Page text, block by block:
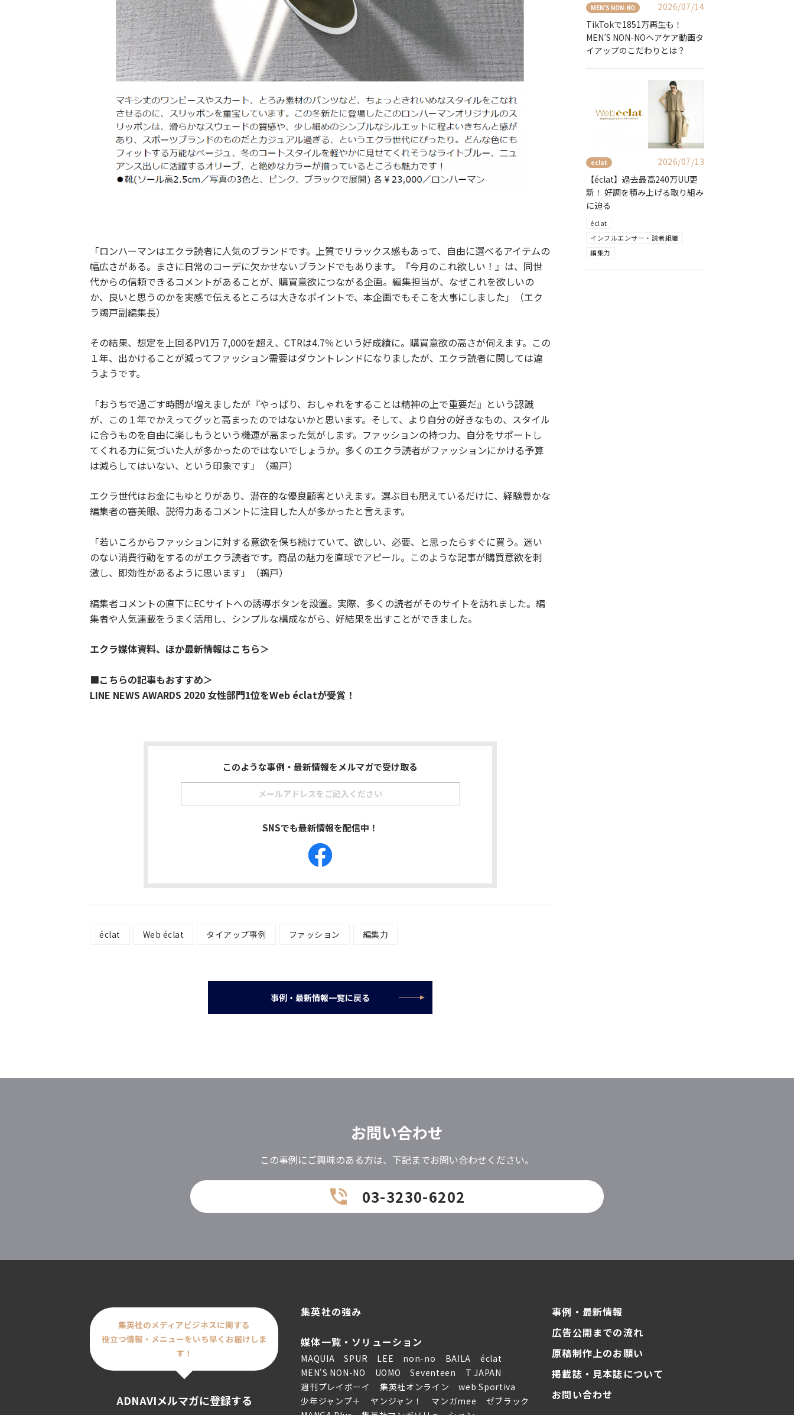
「ロンハーマンはエクラ読者に人気のブランドです。上質でリラックス感もあって、自由に選べるアイテムの
幅広さがある。まさに日常のコーデに欠かせないブランドでもあります。『今月のこれ欲しい！』は、同世
代からの信頼できるコメントがあることが、購買意欲につながる企画。編集担当が、なぜこれを欲しいの
か、良いと思うのかを実感で伝えるところは大きなポイントで、本企画でもそこを大事にしました」（エク
ラ鵜戸副編集長）
その結果、想定を上回るPV1万 7,000を超え、CTRは4.7％という好成績に。購買意欲の高さが伺えます。この
１年、出かけることが減ってファッション需要はダウントレンドになりましたが、エクラ読者に関しては違
うようです。
「おうちで過ごす時間が増えましたが『やっぱり、おしゃれをすることは精神の上で重要だ』という認識
が、この１年でかえってグッと高まったのではないかと思います。そして、より自分の好きなもの、スタイル
に合うものを自由に楽しもうという機運が高まった気がします。ファッションの持つ力、自分をサポートし
てくれる力に気づいた人が多かったのではないでしょうか。多くのエクラ読者がファッションにかける予算
は減らしてはいない、という印象です」（鵜戸）
エクラ世代はお金にもゆとりがあり、潜在的な優良顧客といえます。選ぶ目も肥えているだけに、経験豊かな
編集者の審美眼、説得力あるコメントに注目した人が多かったと言えます。
「若いころからファッションに対する意欲を保ち続けていて、欲しい、必要、と思ったらすぐに買う。迷い
のない消費行動をするのがエクラ読者です。商品の魅力を直球でアピール。このような記事が購買意欲を刺
激し、即効性があるように思います」（鵜戸）
編集者コメントの直下にECサイトへの誘導ボタンを設置。実際、多くの読者がそのサイトを訪れました。編
集者や人気連載をうまく活用し、シンプルな構成ながら、好結果を出すことができました。
エクラ媒体資料、ほか最新情報はこちら＞
■こちらの記事もおすすめ＞
LINE NEWS AWARDS 2020 女性部門1位をWeb éclatが受賞！
このような事例・最新情報をメルマガで受け取る
SNSでも最新情報を配信中！
éclat Web éclat タイアップ事例 ファッション 編集力
事例・最新情報一覧に戻る
MEN'S NON-NO
2026/07/14
TikTokで1851万再生も！
MEN’S NON-NOヘアケア動画タ
イアップのこだわりとは？
eclat
2026/07/13
【éclat】過去最高240万UU更
新！ 好調を積み上げる取り組み
に迫る
éclat
インフルエンサー・読者組織
編集力
お問い合わせ
この事例にご興味のある方は、下記までお問い合わせください。
03-3230-6202
集英社のメディアビジネスに関する
役立つ情報・メニューをいち早くお届けしま
す！
ADNAVIメルマガに登録する
集英社の強み
媒体一覧・ソリューション
MAQUIA SPUR LEE non-no BAILA
éclat
MEN'S NON-NO
UOMO Seventeen
T JAPAN
週刊プレイボーイ
集英社オンライン
web Sportiva
少年ジャンプ＋
ヤンジャン！ マンガmee
ゼブラック
事例・最新情報
広告公開までの流れ
原稿制作上のお願い
掲載誌・見本誌について
お問い合わせ